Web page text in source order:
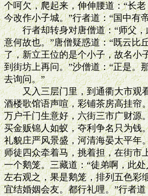
个呵欠，爬起来，伸伸腰道：“长
今改作小子城。”行者道：“国中有
行者却转身对唐僧道：“师父，
意何故也。”唐僧疑惑道：“既云
了，新立王位的是个小子，故名小
到街坊上再问。”沙僧道：“正是。
去询问。”
又入三层门里，到通衢大市观看
酒楼歌馆语声喧，彩铺茶房高挂帘
万户千门生意好，六街三市广财源
买金贩锦人如蚁，夺利争名只为钱
礼貌庄严风景盛，河清海晏太平年
师徒四众牵着马，挑着担，在街市
一个鹅笼。三藏道：“徒弟啊，此
左右观之，果是鹅笼，排列五色彩
宜结婚姻会友。都行礼哩。”行者